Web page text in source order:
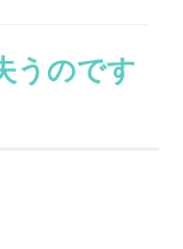
うのです